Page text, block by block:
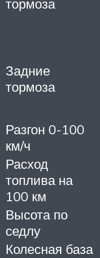
тормоза
Задние
тормоза
Разгон 0-100
км/ч
Расход
топлива на
100 км
Высота по
седлу
Колесная база